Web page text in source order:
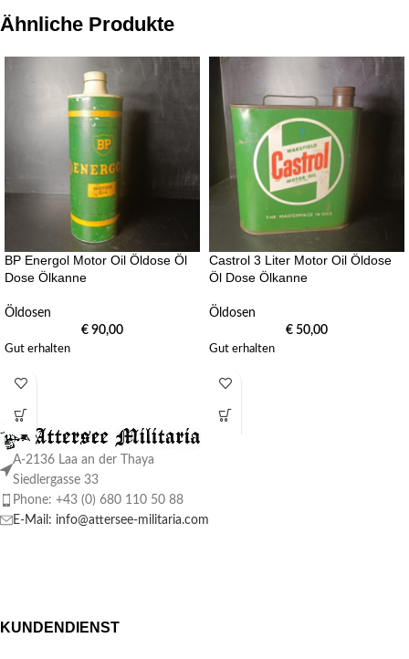
Ähnliche Produkte
BP Energol Motor Oil Öldose Öl
Dose Ölkanne
Öldosen
€ 90,00
Gut erhalten
Castrol 3 Liter Motor Oil Öldose
Öl Dose Ölkanne
Öldosen
€ 50,00
Gut erhalten
A-2136 Laa an der Thaya
Siedlergasse 33
Phone: +43 (0) 680 110 50 88
E-Mail: info@attersee-militaria.com
KUNDENDIENST